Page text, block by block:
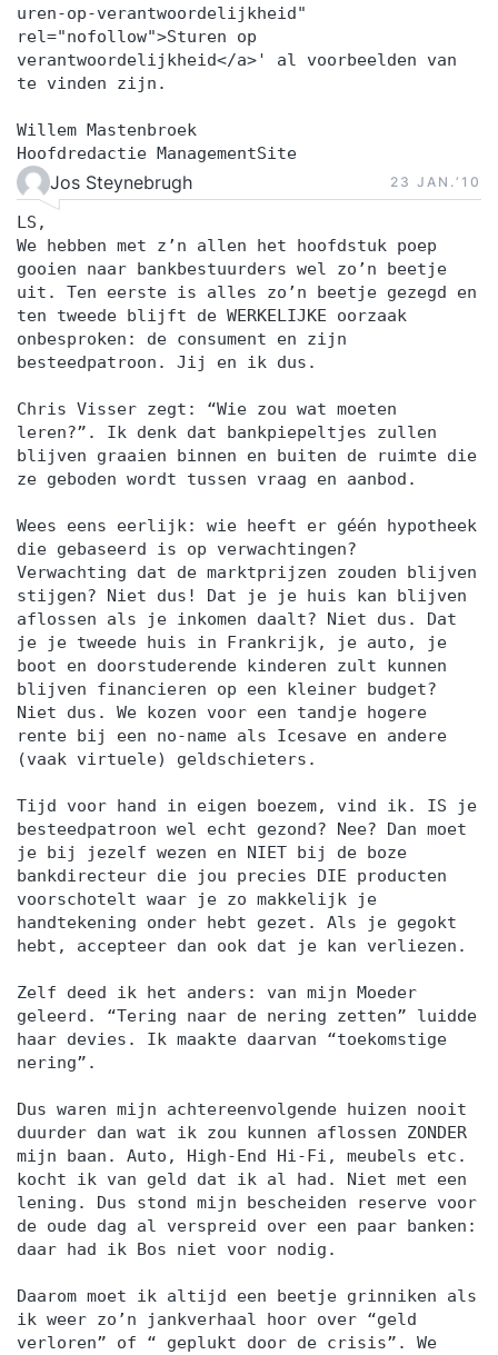
uren-op-verantwoordelijkheid"
rel="nofollow">Sturen op
verantwoordelijkheid</a>' al voorbeelden van
te vinden zijn.
Willem Mastenbroek
Hoofdredactie ManagementSite
Jos Steynebrugh 23 JAN.‘10
LS,
We hebben met z’n allen het hoofdstuk poep
gooien naar bankbestuurders wel zo’n beetje
uit. Ten eerste is alles zo’n beetje gezegd en
ten tweede blijft de WERKELIJKE oorzaak
onbesproken: de consument en zijn
besteedpatroon. Jij en ik dus.
Chris Visser zegt: “Wie zou wat moeten
leren?”. Ik denk dat bankpiepeltjes zullen
blijven graaien binnen en buiten de ruimte die
ze geboden wordt tussen vraag en aanbod.
Wees eens eerlijk: wie heeft er géén hypotheek
die gebaseerd is op verwachtingen?
Verwachting dat de marktprijzen zouden blijven
stijgen? Niet dus! Dat je je huis kan blijven
aflossen als je inkomen daalt? Niet dus. Dat
je je tweede huis in Frankrijk, je auto, je
boot en doorstuderende kinderen zult kunnen
blijven financieren op een kleiner budget?
Niet dus. We kozen voor een tandje hogere
rente bij een no-name als Icesave en andere
(vaak virtuele) geldschieters.
Tijd voor hand in eigen boezem, vind ik. IS je
besteedpatroon wel echt gezond? Nee? Dan moet
je bij jezelf wezen en NIET bij de boze
bankdirecteur die jou precies DIE producten
voorschotelt waar je zo makkelijk je
handtekening onder hebt gezet. Als je gegokt
hebt, accepteer dan ook dat je kan verliezen.
Zelf deed ik het anders: van mijn Moeder
geleerd. “Tering naar de nering zetten” luidde
haar devies. Ik maakte daarvan “toekomstige
nering”.
Dus waren mijn achtereenvolgende huizen nooit
duurder dan wat ik zou kunnen aflossen ZONDER
mijn baan. Auto, High-End Hi-Fi, meubels etc.
kocht ik van geld dat ik al had. Niet met een
lening. Dus stond mijn bescheiden reserve voor
de oude dag al verspreid over een paar banken:
daar had ik Bos niet voor nodig.
Daarom moet ik altijd een beetje grinniken als
ik weer zo’n jankverhaal hoor over “geld
verloren” of “ geplukt door de crisis”. We